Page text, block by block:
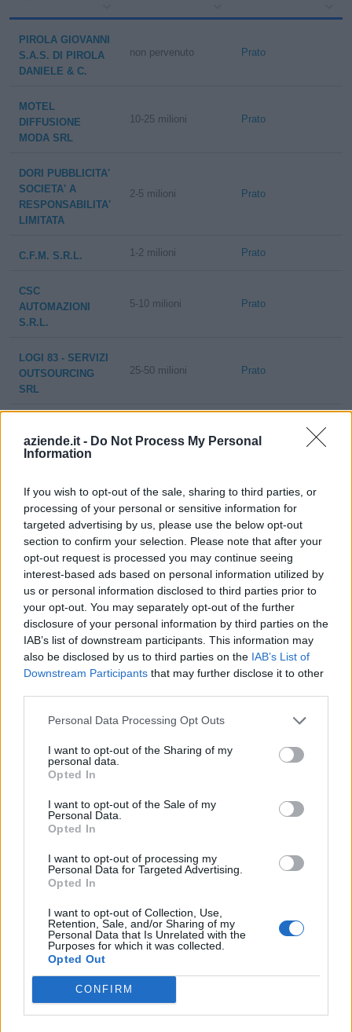
aziende.it - Do Not Process My Personal
Information
If you wish to opt-out of the sale, sharing to third parties, or
processing of your personal or sensitive information for
targeted advertising by us, please use the below opt-out
section to confirm your selection. Please note that after your
opt-out request is processed you may continue seeing
interest-based ads based on personal information utilized by
us or personal information disclosed to third parties prior to
your opt-out. You may separately opt-out of the further
disclosure of your personal information by third parties on the
IAB’s list of downstream participants. This information may
also be disclosed by us to third parties on the IAB’s List of
Downstream Participants that may further disclose it to other
Personal Data Processing Opt Outs
I want to opt-out of the Sharing of my
personal data.
Opted In
I want to opt-out of the Sale of my
Personal Data.
Opted In
I want to opt-out of processing my
Personal Data for Targeted Advertising.
Opted In
I want to opt-out of Collection, Use,
Retention, Sale, and/or Sharing of my
Personal Data that Is Unrelated with the
Purposes for which it was collected.
Opted Out
CONFIRM
PIROLA GIOVANNI
S.A.S. DI PIROLA
DANIELE & C.
non pervenuto Prato
MOTEL
DIFFUSIONE
MODA SRL
10-25 milioni Prato
DORI PUBBLICITA'
SOCIETA' A
RESPONSABILITA'
LIMITATA
2-5 milioni Prato
C.F.M. S.R.L. 1-2 milioni Prato
CSC
AUTOMAZIONI
S.R.L.
5-10 milioni Prato
LOGI 83 - SERVIZI
OUTSOURCING
SRL
25-50 milioni Prato
ANAS.IT SRL
A.T.G.SRL 0-1 milioni Prato
S.I.D.E.A. ITALIA
S.R.L.
1-2 milioni Prato
TORO SRL 0-1 milioni Prato
S.B.F. S.R.L. 2-5 milioni Prato
MARTES S.R.L. 10-25 milioni
5-10 milioni
ELLE FASHION
RESPONSABILITA'
LIMITATA
CAP MOVE S.R.L.
GIADIL
CONSULTING
S.R.L.
1-2 milioni